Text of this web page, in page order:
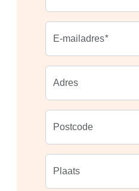
E-mailadres*verplicht
Adres
Postcode
Plaats